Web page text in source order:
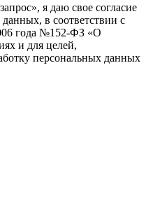
я даю свое согласие
в соответствии с
года №152-ФЗ «О
и для целей,
персональных данных